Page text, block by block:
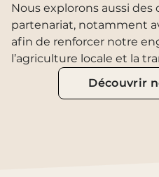
Nous explorons aussi
partenariat, notamment
afin de renforcer notre
l’agriculture locale et la
Découvrir